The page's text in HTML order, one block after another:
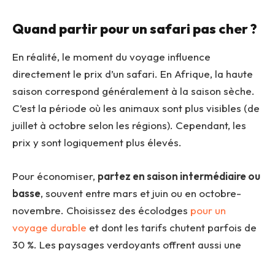
Quand partir pour un safari pas cher ?
En réalité, le moment du voyage influence
directement le prix d’un safari. En Afrique, la haute
saison correspond généralement à la saison sèche.
C’est la période où les animaux sont plus visibles (de
juillet à octobre selon les régions). Cependant, les
prix y sont logiquement plus élevés.
Pour économiser, partez en saison intermédiaire ou
basse, souvent entre mars et juin ou en octobre-
novembre. Choisissez des écolodges pour un
voyage durable et dont les tarifs chutent parfois de
30 %. Les paysages verdoyants offrent aussi une